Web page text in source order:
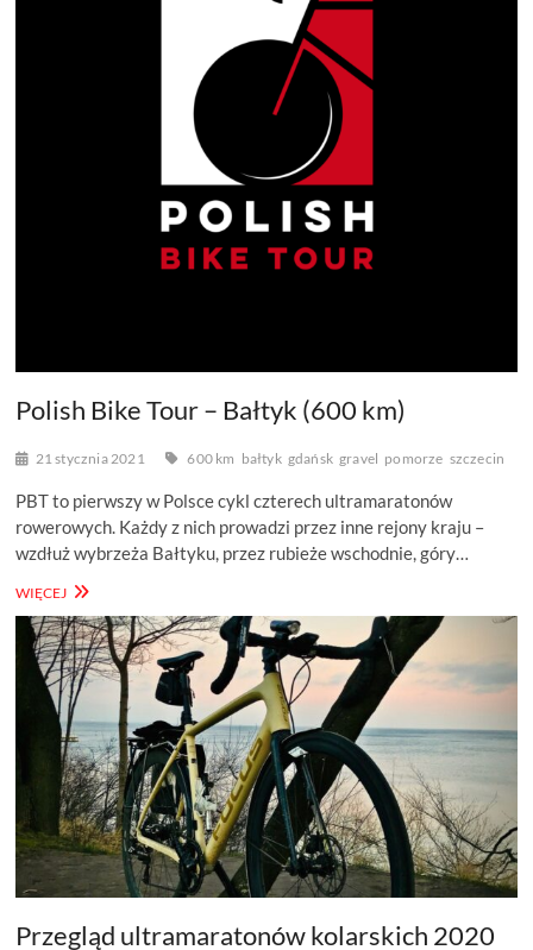
Polish Bike Tour – Bałtyk (600 km)
21 stycznia 2021 600 km bałtyk gdańsk gravel pomorze szczecin
PBT to pierwszy w Polsce cykl czterech ultramaratonów
rowerowych. Każdy z nich prowadzi przez inne rejony kraju –
wzdłuż wybrzeża Bałtyku, przez rubieże wschodnie, góry…
WIĘCEJPOLISH
TOUR
–
BAŁTYK
(600
KM)
Przegląd ultramaratonów kolarskich 2020